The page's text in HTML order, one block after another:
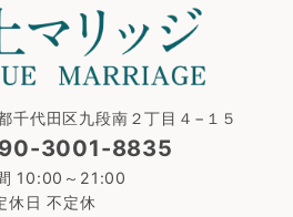
代田区九段南２丁目４−１５
3001-8835
10:00～21:00
休日 不定休